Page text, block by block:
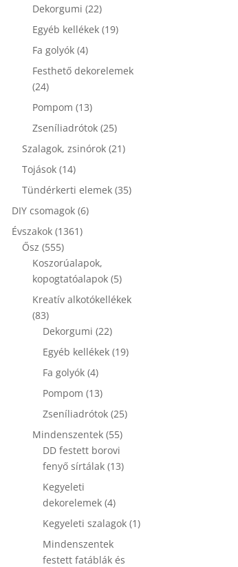
termék
Dekorgumi 2222
termék
Egyéb kellékek 1919
Fa golyók 44
termék
Festhető dekorelemek
2424
termék
Pompom 1313
termék
Zseníliadrótok 2525
termék
Szalagok, zsinórok 2121
Tojások 1414
termék
Tündérkerti elemek 3535
DIY csomagok 66
Évszakok 13611361
Ősz 555555
termék
Koszorúalapok,
kopogtatóalapok 55
termék
Kreatív alkotókellékek
8383
termék
Dekorgumi 2222
termék
Egyéb kellékek 1919
Fa golyók 44
termék
Pompom 1313
termék
Zseníliadrótok 2525
Mindenszentek 5555
termék
DD festett borovi
fenyő sírtálak 1313
Kegyeleti
dekorelemek 44
termék
Kegyeleti szalagok 11
Mindenszentek
festett fatáblák és